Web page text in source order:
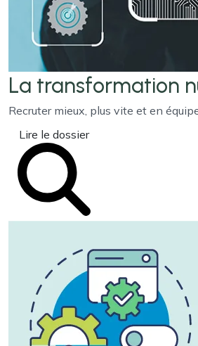
La transformation
Recruter mieux, plus vite et en
Lire le dossier